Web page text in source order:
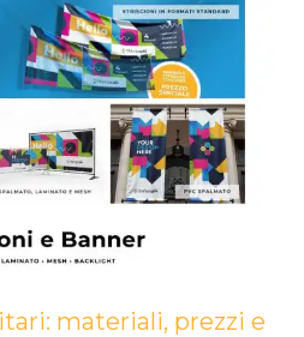
materiali, prezzi e